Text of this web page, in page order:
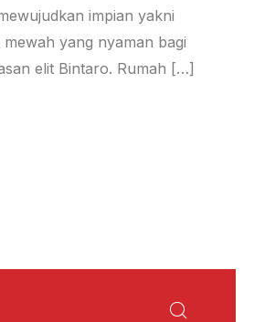
impian yakni
yang nyaman bagi
elit Bintaro. Rumah […]